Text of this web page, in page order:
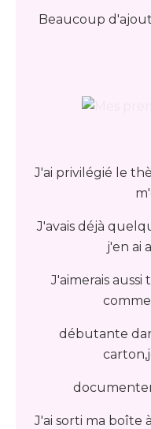
Beaucoup
J'ai privilégié le
J'avais déjà
j'en ai
J'aimerais
débutante
J'ai sorti ma boîte